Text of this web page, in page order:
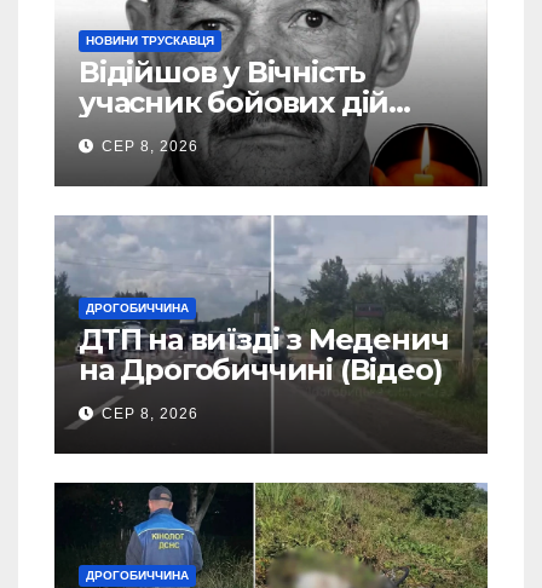
НОВИНИ ТРУСКАВЦЯ
Відійшов у Вічність
учасник бойових дій
Василь Іваникович зі
Станилі
СЕР 8, 2026
ДРОГОБИЧЧИНА
ДТП на виїзді з Меденич
на Дрогобиччині (Відео)
СЕР 8, 2026
ДРОГОБИЧЧИНА